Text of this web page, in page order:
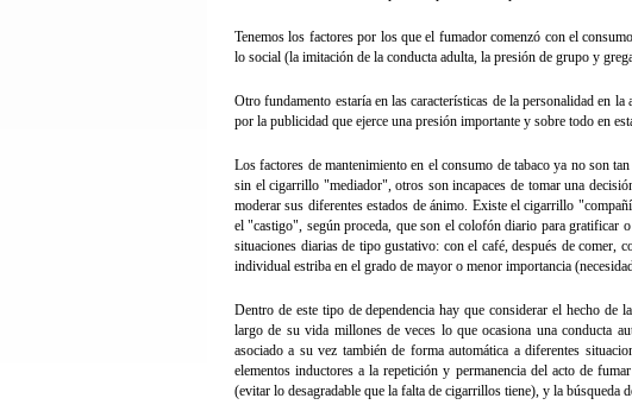
Tenemos los factores por los que el fumador comenzó con el
lo social (la imitación de la conducta adulta, la presión de grupo y
Otro fundamento estaría en las características de la personalidad en
por la publicidad que ejerce una presión importante y sobre todo en
Los factores de mantenimiento en el consumo de tabaco ya no son
sin el cigarrillo "mediador", otros son incapaces de tomar una
moderar sus diferentes estados de ánimo. Existe el cigarrillo
el "castigo", según proceda, que son el colofón diario para gratificar
situaciones diarias de tipo gustativo: con el café, después de comer,
individual estriba en el grado de mayor o menor importancia
Dentro de este tipo de dependencia hay que considerar el hecho
largo de su vida millones de veces lo que ocasiona una conducta
asociado a su vez también de forma automática a diferentes
elementos inductores a la repetición y permanencia del acto de
(evitar lo desagradable que la falta de cigarrillos tiene), y la búsqueda